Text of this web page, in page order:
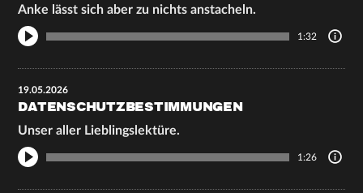
Anke lässt sich aber zu nichts anstacheln.
1:32
19.05.2026
DATENSCHUTZBESTIMMUNGEN
Unser aller Lieblingslektüre.
1:26